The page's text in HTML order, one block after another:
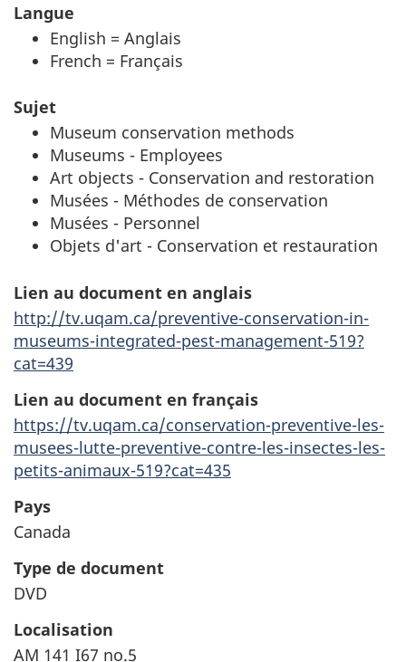
Langue
English = Anglais
French = Français
Sujet
Museum conservation methods
Museums - Employees
Art objects - Conservation and restoration
Musées - Méthodes de conservation
Musées - Personnel
Objets d'art - Conservation et restauration
Lien au document en anglais
http://tv.uqam.ca/preventive-conservation-in-
museums-integrated-pest-management-519?
cat=439
Lien au document en français
https://tv.uqam.ca/conservation-preventive-les-
musees-lutte-preventive-contre-les-insectes-les-
petits-animaux-519?cat=435
Pays
Canada
Type de document
DVD
Localisation
AM 141 I67 no.5